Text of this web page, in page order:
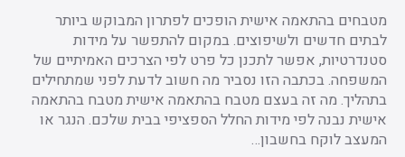
מטבחים בהתאמה אישית הופכים לפתרון המבוקש ביותר
לבתים חדשים ולשיפוצים. במקום להתפשר על מידות
סטנדרטיות, אפשר לתכנן כל פרט לפי הצרכים האמיתיים של
המשפחה. בכתבה הזו נסביר מה חשוב לדעת לפני שמתחילים
בתהליך. מה זה בעצם מטבח בהתאמה אישית מטבח בהתאמה
אישית נבנה לפי מידות החלל הספציפי בבית שלכם. הנגר או
המעצב לוקח בחשבון…